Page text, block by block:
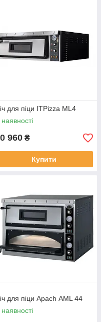
для піци ITPizza ML4
960 ₴
Купити
для піци Apach АML 44